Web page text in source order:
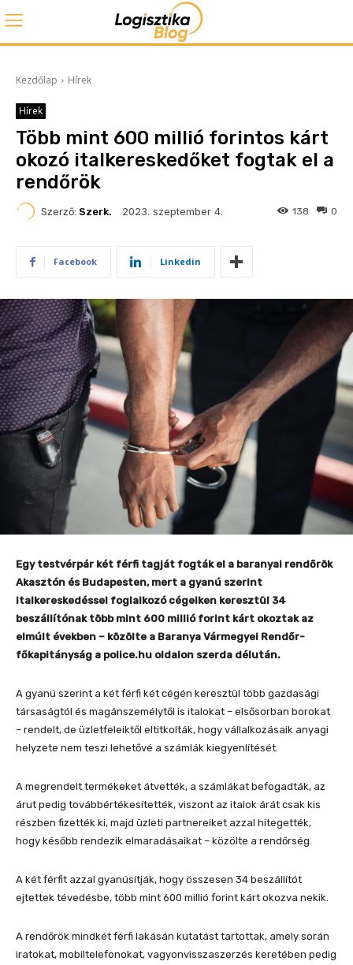
Kezdőlap Hírek
Hírek
Több mint 600 millió forintos kárt
okozó italkereskedőket fogtak el a
rendőrök
Szerző: Szerk. 2023. szeptember 4. 0
138
Facebook Linkedin
Egy testvérpár két férfi tagját fogták el a baranyai rendőrök
Akasztón és Budapesten, mert a gyanú szerint
italkereskedéssel foglalkozó cégeiken keresztül 34
beszállítónak több mint 600 millió forint kárt okoztak az
elmúlt években – közölte a Baranya Vármegyei Rendőr-
főkapitányság a police.hu oldalon szerda délután.
A gyanú szerint a két férfi két cégén keresztül több gazdasági
társaságtól és magánszemélytől is italokat – elsősorban borokat
– rendelt, de üzletfeleiktől eltitkolták, hogy vállalkozásaik anyagi
helyzete nem teszi lehetővé a számlák kiegyenlítését.
A megrendelt termékeket átvették, a számlákat befogadták, az
árut pedig továbbértékesítették, viszont az italok árát csak kis
részben fizették ki, majd üzleti partnereiket azzal hitegették,
hogy később rendezik elmaradásaikat – közölte a rendőrség.
A két férfit azzal gyanúsítják, hogy összesen 34 beszállítót
ejtettek tévedésbe, több mint 600 millió forint kárt okozva nekik.
A rendőrök mindkét férfi lakásán kutatást tartottak, amely során
iratokat, mobiltelefonokat, vagyonvisszaszerzés keretében pedig